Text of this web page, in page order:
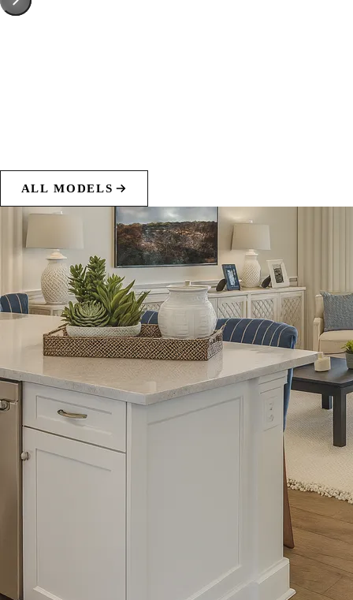
ALL MODELS